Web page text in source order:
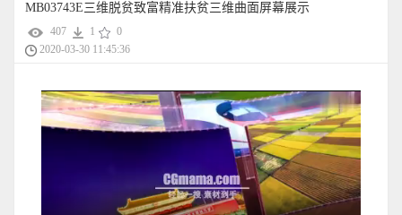
MB03743E三维脱贫致富精准扶贫三维曲面屏幕展示
407 1
0
2020-03-30 11:45:36